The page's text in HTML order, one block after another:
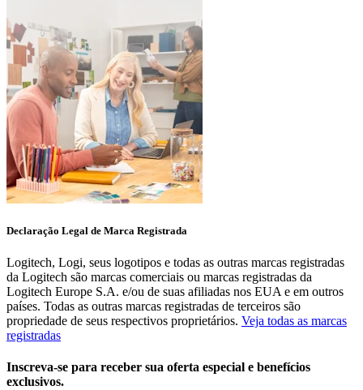
Declaração Legal de Marca Registrada
Logitech, Logi, seus logotipos e todas as outras marcas registradas
da Logitech são marcas comerciais ou marcas registradas da
Logitech Europe S.A. e/ou de suas afiliadas nos EUA e em outros
países. Todas as outras marcas registradas de terceiros são
propriedade de seus respectivos proprietários. Veja todas as marcas
registradas
Inscreva-se para receber sua oferta especial e benefícios
exclusivos.